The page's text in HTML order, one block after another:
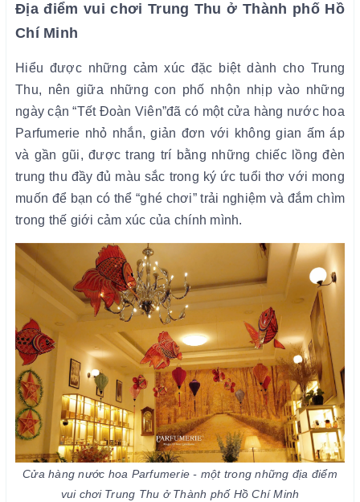
Địa điểm vui chơi Trung Thu ở Thành phố Hồ
Chí Minh
Hiểu được những cảm xúc đặc biệt dành cho Trung
Thu, nên giữa những con phố nhộn nhịp vào những
ngày cận “Tết Đoàn Viên”đã có một cửa hàng nước hoa
Parfumerie nhỏ nhắn, giản đơn với không gian ấm áp
và gần gũi, được trang trí bằng những chiếc lồng đèn
trung thu đầy đủ màu sắc trong ký ức tuổi thơ với mong
muốn để bạn có thể “ghé chơi” trải nghiệm và đắm chìm
trong thế giới cảm xúc của chính mình.
Cửa hàng nước hoa Parfumerie - một trong những địa điểm
vui chơi Trung Thu ở Thành phố Hồ Chí Minh